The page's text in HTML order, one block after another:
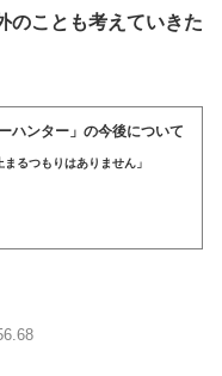
のことも考えていきた
ハンター」の今後について
まるつもりはありません」